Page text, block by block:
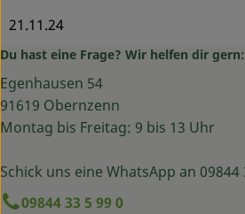
21.11.24
Du hast eine Frage? Wir helfen dir gern:
Egenhausen 54
91619 Obernzenn
Montag bis Freitag: 9 bis 13 Uhr
Schick uns eine WhatsApp an 09844
09844 33 5 99 0